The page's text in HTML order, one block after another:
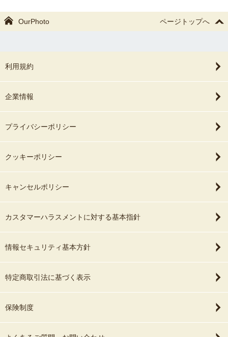
OurPhoto ページトップへ
利用規約
企業情報
プライバシーポリシー
クッキーポリシー
キャンセルポリシー
カスタマーハラスメントに対する基本指針
情報セキュリティ基本方針
特定商取引法に基づく表示
保険制度